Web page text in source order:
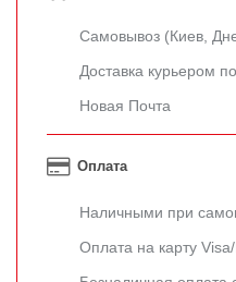
Самовывоз (Киев,
Доставка курьером
Новая Почта
Оплата
Наличными при
Оплата на карту